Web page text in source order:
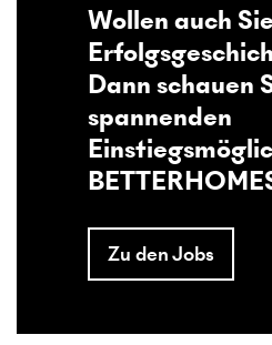
Wollen auch
Dann schauen
spannenden
Zu den Jobs